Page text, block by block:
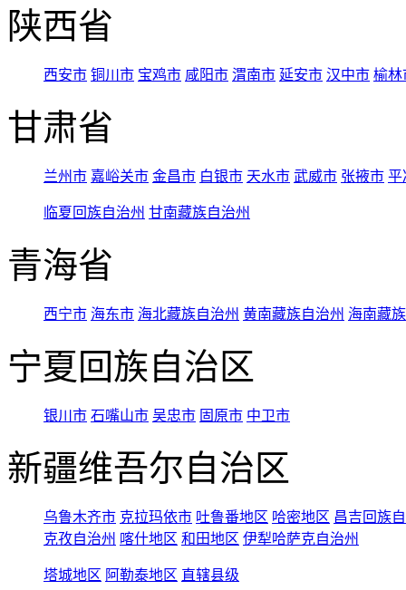
陕西省
西安市 铜川市 宝鸡市 咸阳市 渭南市 延安市 汉中市 榆林
甘肃省
兰州市 嘉峪关市 金昌市 白银市 天水市 武威市 张掖市 平
临夏回族自治州 甘南藏族自治州
青海省
西宁市 海东市 海北藏族自治州 黄南藏族自治州 海南藏
宁夏回族自治区
银川市 石嘴山市 吴忠市 固原市 中卫市
新疆维吾尔自治区
乌鲁木齐市 克拉玛依市 吐鲁番地区 哈密地区 昌吉回族
克孜自治州 喀什地区 和田地区 伊犁哈萨克自治州
塔城地区 阿勒泰地区 直辖县级